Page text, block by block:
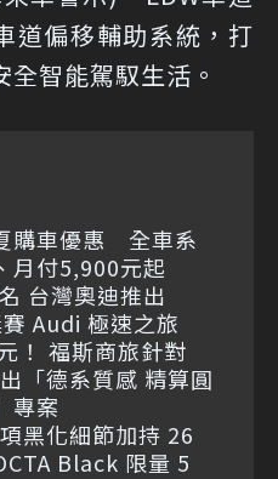
道偏移輔助系統，打
智能駕馭生活。
購車優惠 全車系
月付5,900元起
台灣奧迪推出
Audi 極速之旅
！ 福斯商旅針對
「德系質感 精算圓
專案
黑化細節加持 26
Black 限量 5